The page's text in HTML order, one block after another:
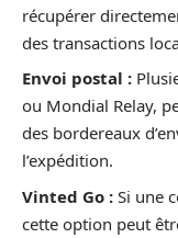
récupérer
des transactions
Envoi postal :
ou Mondial Relay,
des bordereaux
l’expédition.
Vinted Go : Si une
cette option peut